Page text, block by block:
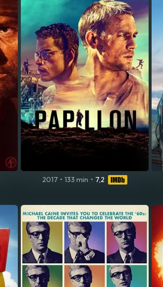
2017 • 133 min • 7,2